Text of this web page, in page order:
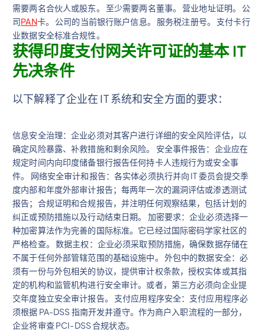
需要两名合伙人或股东。 至少需要两名董事。 营业地址证明。 公
司PAN卡。 公司的当前银行账户信息。 服务税注册号。 支付卡行
业数据安全标准合规性。
获得印度支付网关许可证的基本 IT
先决条件
以下解释了企业在 IT 系统和安全方面的要求：
信息安全治理：企业必须对其客户进行详细的安全风险评估，以
确定风险暴露、补救措施和剩余风险。 安全事件报告：企业应在
规定时间内向印度储备银行报告任何持卡人违规行为或安全事
件。 网络安全审计和报告：各实体必须执行并向 IT 委员会提交季
度内部和年度外部审计报告；每两年一次的漏洞评估或渗透测试
报告；合规证明和合规报告，并注明任何观察结果，包括计划的
纠正或预防措施以及行动结束日期。 加密要求：企业必须选择一
种加密算法作为完善的国际标准。它已经过国际密码学家社区的
严格检查。 数据主权：企业必须采取预防措施，确保数据存储在
不属于任何外部管辖范围的基础设施中。 外包中的数据安全：必
须有一份与外包相关的协议，提供审计权条款，授权实体或其指
定的机构和监管机构进行安全审计。或者，第三方必须向企业提
交年度独立安全审计报告。 支付应用程序安全：支付应用程序必
须根据 PA-DSS 指南开发并遵守。作为商户入职流程的一部分，
企业将审查 PCI-DSS 合规状态。